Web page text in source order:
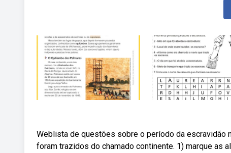
Weblista de questões sobre o período da escravidão
foram trazidos do chamado continente. 1) marque as